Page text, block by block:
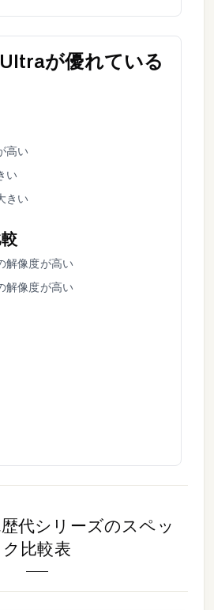
が優れている
高い
い
きい
較
解像度が高い
解像度が高い
代シリーズのスペッ
ク比較表